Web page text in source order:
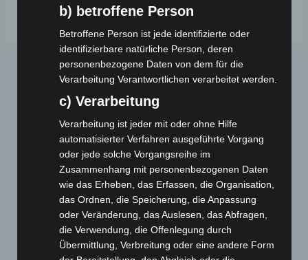
Webseite
Cashback-Aktion
Händler werden
Home
b) betroffene Person
Betroffene Person ist jede identifizierte oder
identifizierbare natürliche Person, deren
personenbezogene Daten von dem für die
Verarbeitung Verantwortlichen verarbeitet werden.
c) Verarbeitung
Verarbeitung ist jeder mit oder ohne Hilfe
automatisierter Verfahren ausgeführte Vorgang
oder jede solche Vorgangsreihe im
Zusammenhang mit personenbezogenen Daten
wie das Erheben, das Erfassen, die Organisation,
das Ordnen, die Speicherung, die Anpassung
oder Veränderung, das Auslesen, das Abfragen,
die Verwendung, die Offenlegung durch
Übermittlung, Verbreitung oder eine andere Form